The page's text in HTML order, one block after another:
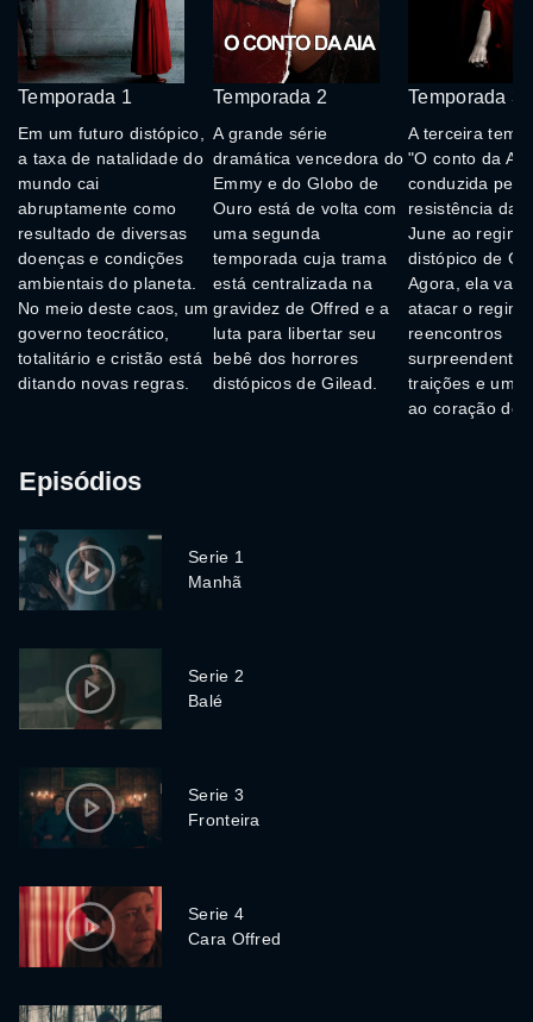
Temporada 1
Em um futuro distópico,
a taxa de natalidade do
mundo cai
abruptamente como
resultado de diversas
doenças e condições
ambientais do planeta.
No meio deste caos, um
governo teocrático,
totalitário e cristão está
ditando novas regras.
Temporada 2
A grande série
dramática vencedora do
Emmy e do Globo de
Ouro está de volta com
uma segunda
temporada cuja trama
está centralizada na
gravidez de Offred e a
luta para libertar seu
bebê dos horrores
distópicos de Gilead.
Temporada 3
A terceira
"O conto da
conduzida pela
resistência da
June ao regime
distópico de
Agora, ela vai
atacar o
reencontros
traições e uma
ao coração de
Episódios
Serie 1
Manhã
Serie 2
Balé
Serie 3
Fronteira
Serie 4
Cara Offred